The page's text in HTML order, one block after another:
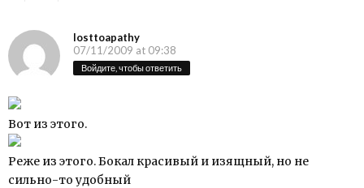
losttoapathy
07/11/2009 at 09:38
Войдите, чтобы ответить
Вот из этого.
Реже из этого. Бокал красивый и изящный, но не
сильно-то удобный